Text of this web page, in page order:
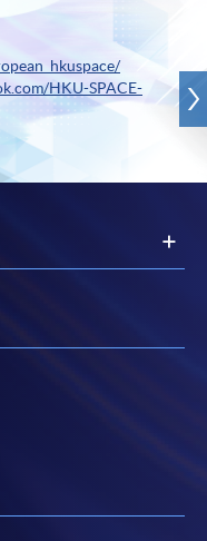
HKU-SPACE-